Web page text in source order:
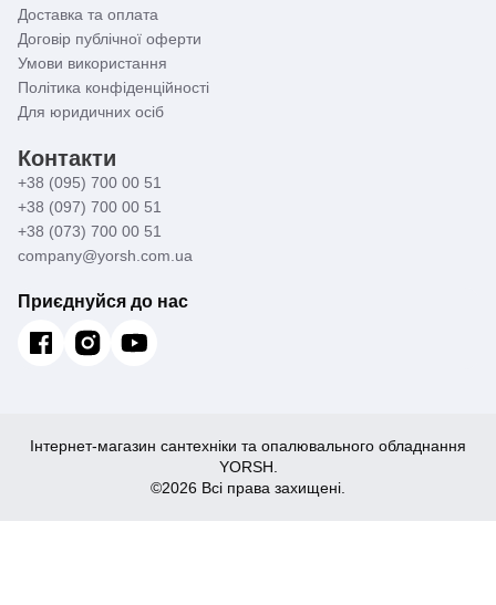
Доставка та оплата
Договір публічної оферти
Умови використання
Політика конфіденційності
Для юридичних осіб
Контакти
+38 (095) 700 00 51
+38 (097) 700 00 51
+38 (073) 700 00 51
company@yorsh.com.ua
Приєднуйся до нас
Інтернет-магазин сантехніки та опалювального обладнання
YORSH.
©2026 Всі права захищені.